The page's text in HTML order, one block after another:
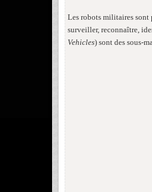
Les robots militaires sont
surveiller, reconnaître,
Vehicles) sont des sous-